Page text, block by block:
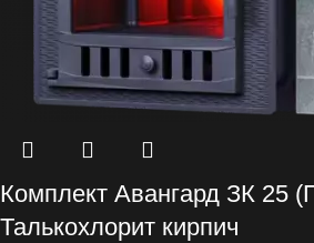
Комплект Авангард ЗК 25
Талькохлорит кирпич